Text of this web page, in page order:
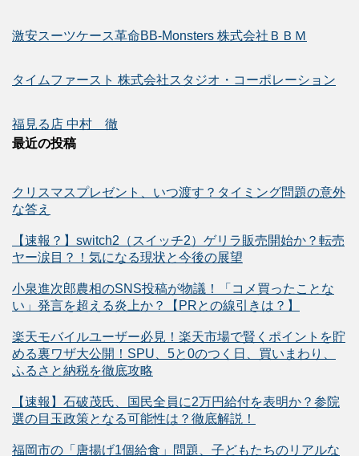
激安スーツケース革命BB-Monsters 株式会社ＢＢＭ
タイムファースト 株式会社スタジオ・コーポレーション
福見る店 中村 徹
最近の投稿
クリスマスプレゼント、いつ渡す？タイミング問題の意外
な答え
【速報？】switch2（スイッチ2）ゲリラ販売開始か？転売
ヤー涙目？！気になる現状と今後の展望
小泉進次郎農相のSNS投稿が物議！「コメ買ったことな
い」発言を超える炎上か？【PRとの線引きは？】
楽天モバイルユーザー必見！楽天市場で賢くポイントを貯
める裏ワザ大公開！SPU、5と0のつく日、買いまわり、
ふるさと納税を徹底攻略
【速報】石破茂氏、国民全員に2万円給付を表明か？参院
選の目玉政策となる可能性は？徹底解説！
福岡市の「唐揚げ1個給食」問題、子どもたちのリアルな